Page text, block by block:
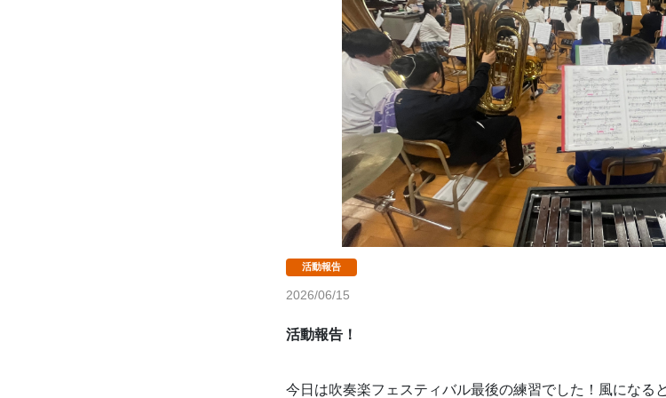
2026/06/15
活動報告！
今日は吹奏楽フェスティバル最後の練習でした！風になる